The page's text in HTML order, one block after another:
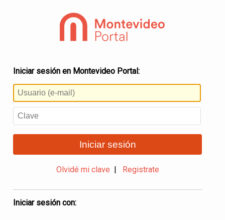
Iniciar sesión en Montevideo Portal:
Iniciar sesión
Olvidé mi clave Registrate
Iniciar sesión con: